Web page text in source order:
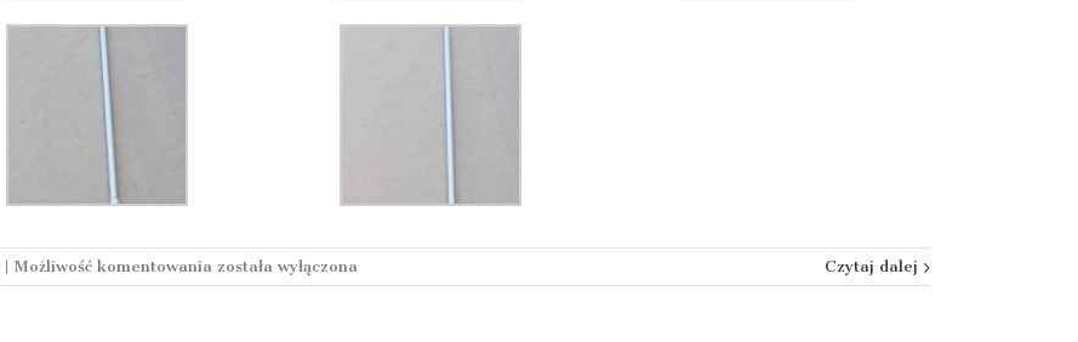
| Możliwość komentowania Uchylanie
okna
została wyłączona Czytaj dalej